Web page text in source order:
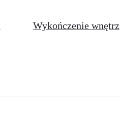
Wykończenie wnętrz